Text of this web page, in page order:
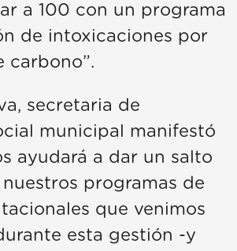
a 100 con un programa
de intoxicaciones por
carbono”.
secretaria de
municipal manifestó
ayudará a dar un salto
programas de
que venimos
esta gestión -y